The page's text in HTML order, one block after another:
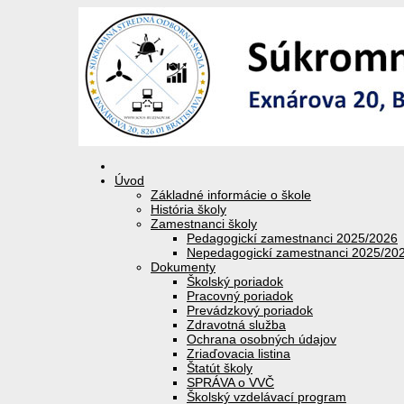
Úvod
Základné informácie o škole
História školy
Zamestnanci školy
Pedagogickí zamestnanci 2025/2026
Nepedagogickí zamestnanci 2025/
Dokumenty
Školský poriadok
Pracovný poriadok
Prevádzkový poriadok
Zdravotná služba
Ochrana osobných údajov
Zriaďovacia listina
Štatút školy
SPRÁVA o VVČ
Školský vzdelávací program